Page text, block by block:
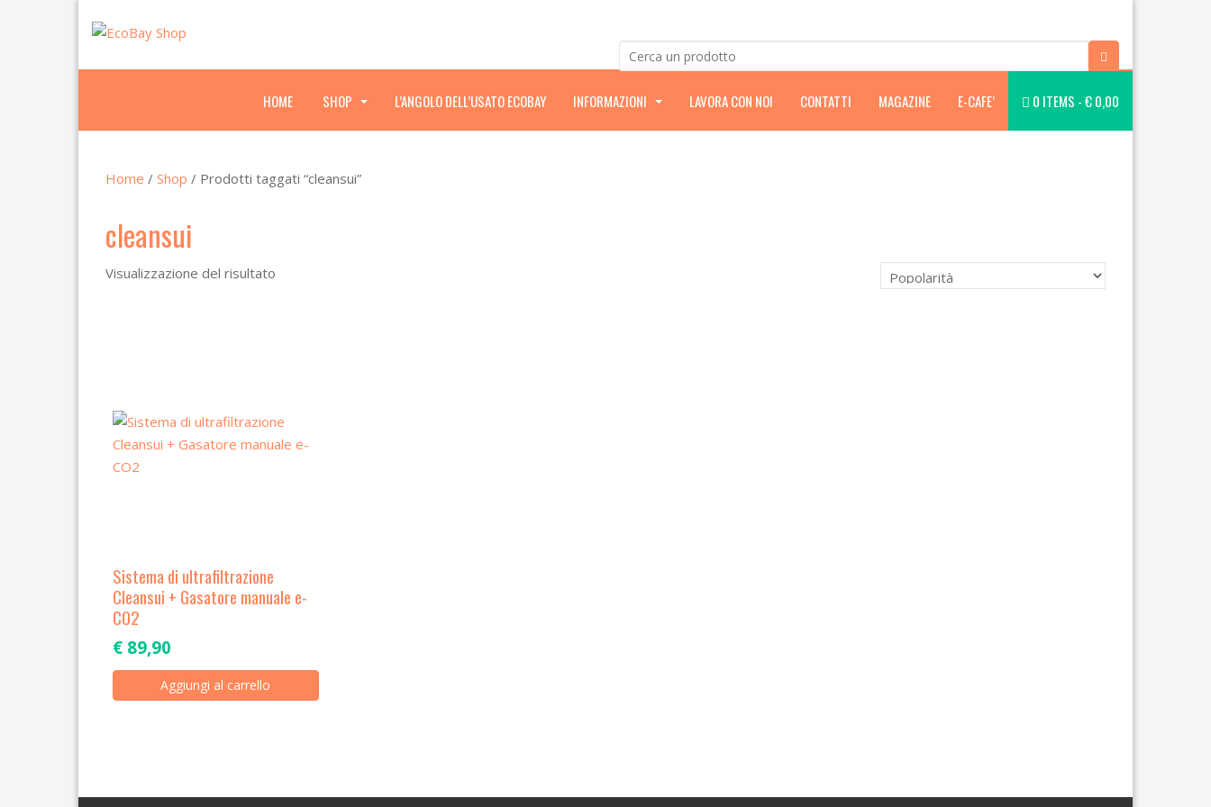
HOME
SHOP
L’ANGOLO DELL’USATO ECOBAY
INFORMAZIONI
LAVORA CON NOI CONTATTI MAGAZINE E-CAFE’ 0 ITEMS -€0,00
Home / Shop / Prodotti taggati “cleansui”
cleansui
Visualizzazione del risultato
Sistema di ultrafiltrazione
Cleansui + Gasatore manuale e-
CO2
€89,90
Aggiungi al carrello